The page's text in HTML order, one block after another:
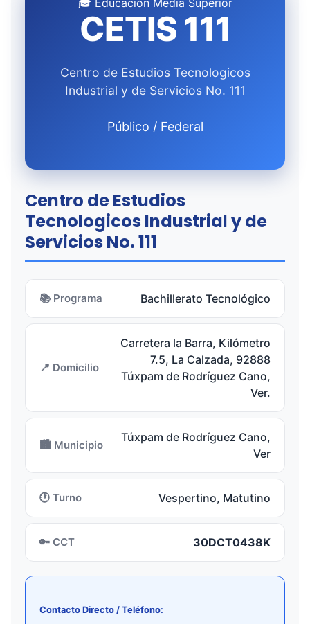
🎓 Educación Media Superior
CETIS 111
Centro de Estudios Tecnologicos
Industrial y de Servicios No. 111
Público / Federal
Centro de Estudios
Tecnologicos Industrial y de
Servicios No. 111
📚 Programa Bachillerato Tecnológico
📍 Domicilio
Carretera la Barra, Kilómetro
7.5, La Calzada, 92888
Túxpam de Rodríguez Cano,
Ver.
🏙️ Municipio
Túxpam de Rodríguez Cano,
Ver
🕐 Turno Vespertino, Matutino
🔑 CCT 30DCT0438K
Contacto Directo / Teléfono: